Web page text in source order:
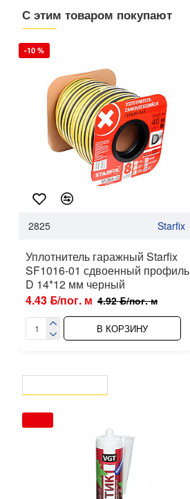
С этим товаром покупают
-10 %
2825 Starfix
Уплотнитель гаражный Starfix
SF1016-01 сдвоенный профиль
D 14*12 мм черный
4.43 ƃ/пог. м 4.92 ƃ/пог. м
В КОРЗИНУ